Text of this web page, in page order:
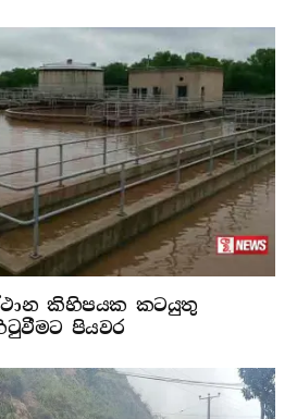
කිහිපයක කටයුතු
පියවර